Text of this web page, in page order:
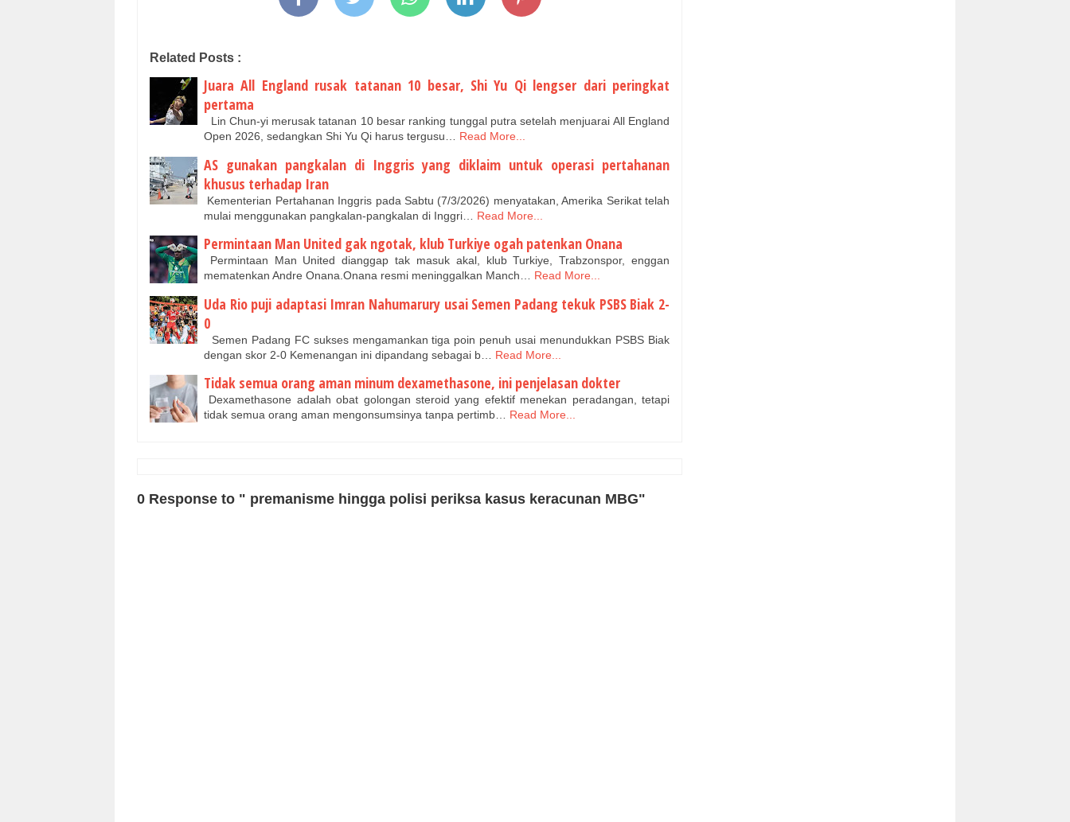
Related Posts :
Juara All England rusak tatanan 10 besar, Shi Yu Qi lengser dari peringkat
pertama
Lin Chun-yi merusak tatanan 10 besar ranking tunggal putra setelah menjuarai All England
Open 2026, sedangkan Shi Yu Qi harus tergusu… Read More...
AS gunakan pangkalan di Inggris yang diklaim untuk operasi pertahanan
khusus terhadap Iran
Kementerian Pertahanan Inggris pada Sabtu (7/3/2026) menyatakan, Amerika Serikat telah
mulai menggunakan pangkalan-pangkalan di Inggri…
Read More...
Permintaan Man United gak ngotak, klub Turkiye ogah patenkan Onana
Permintaan Man United dianggap tak masuk akal, klub Turkiye, Trabzonspor, enggan
mematenkan Andre Onana.Onana resmi meninggalkan Manch… Read More...
Uda Rio puji adaptasi Imran Nahumarury usai Semen Padang tekuk PSBS Biak 2-
0
Semen Padang FC sukses mengamankan tiga poin penuh usai menundukkan PSBS Biak
dengan skor 2-0 Kemenangan ini dipandang sebagai b…
Read More...
Tidak semua orang aman minum dexamethasone, ini penjelasan dokter
Dexamethasone adalah obat golongan steroid yang efektif menekan peradangan, tetapi
tidak semua orang aman mengonsumsinya tanpa pertimb… Read More...
0 Response to " premanisme hingga polisi periksa kasus keracunan MBG"